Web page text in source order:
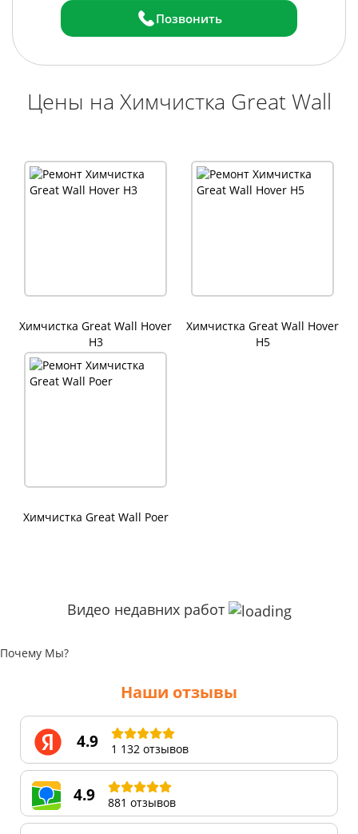
Позвонить
Цены на Химчистка Great Wall
Химчистка Great Wall Hover
H3
Химчистка Great Wall Hover
H5
Химчистка Great Wall Poer
Видео недавних работ
Почему Мы?
Наши отзывы
4.9 1 132 отзывов
4.9 881 отзывов